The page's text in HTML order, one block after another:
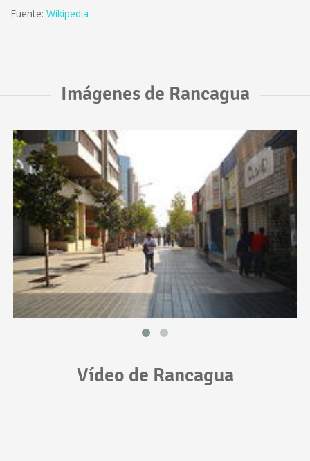
Fuente: Wikipedia
Imágenes de Rancagua
Vídeo de Rancagua